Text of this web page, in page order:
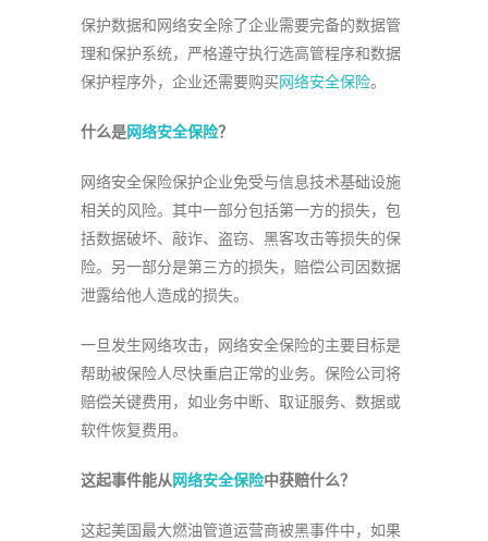
保护数据和网络安全除了企业需要完备的数据管
理和保护系统，严格遵守执行选高管程序和数据
保护程序外，企业还需要购买网络安全保险。
什么是网络安全保险？
网络安全保险保护企业免受与信息技术基础设施
相关的风险。其中一部分包括第一方的损失，包
括数据破坏、敲诈、盗窃、黑客攻击等损失的保
险。另一部分是第三方的损失，赔偿公司因数据
泄露给他人造成的损失。
一旦发生网络攻击，网络安全保险的主要目标是
帮助被保险人尽快重启正常的业务。保险公司将
赔偿关键费用，如业务中断、取证服务、数据或
软件恢复费用。
这起事件能从网络安全保险中获赔什么？
这起美国最大燃油管道运营商被黑事件中，如果